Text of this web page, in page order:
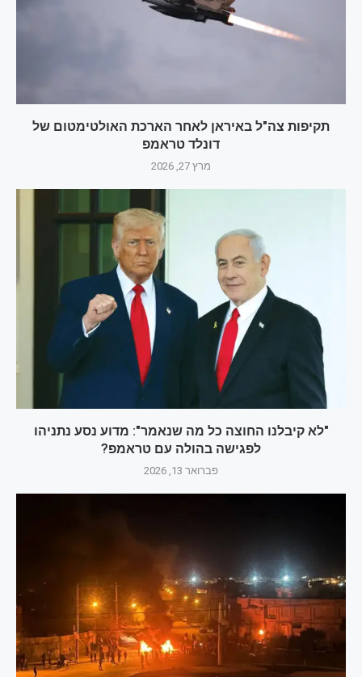
תקיפות צה"ל באיראן לאחר הארכת האולטימטום של
דונלד טראמפ
מרץ 27, 2026
"לא קיבלנו החוצה כל מה שנאמר": מדוע נסע נתניהו
לפגישה בהולה עם טראמפ?
פברואר 13, 2026